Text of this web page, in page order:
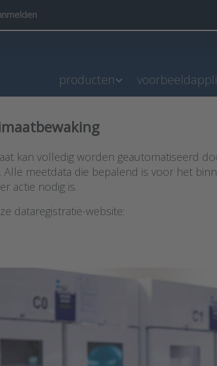
producten
kan volledig worden geautomatiseerd
meetdata die bepalend is voor het
actie nodig is.
dataregistratie-website: